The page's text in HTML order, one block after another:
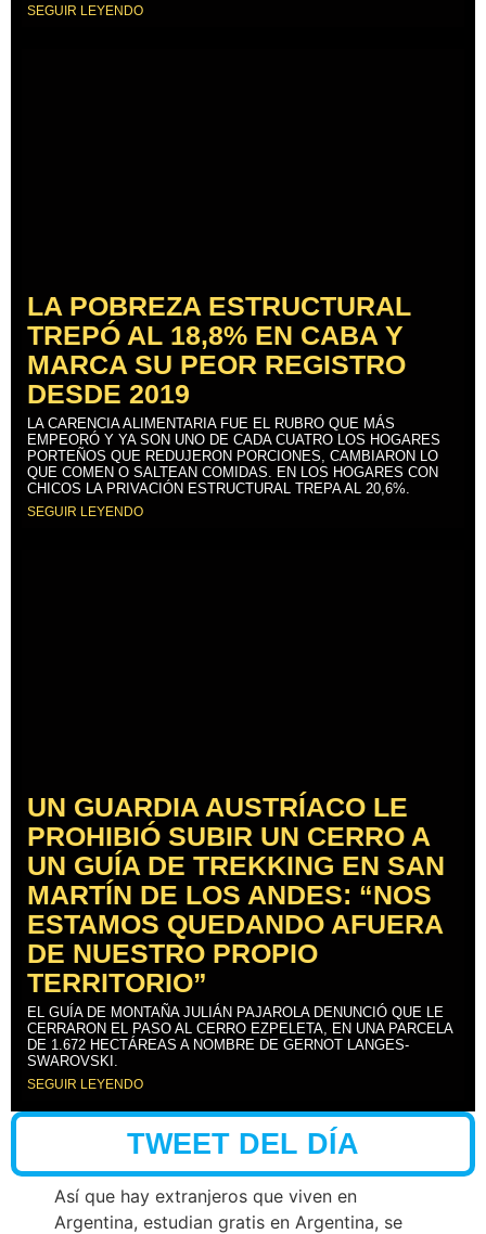
SEGUIR LEYENDO
LA POBREZA ESTRUCTURAL
TREPÓ AL 18,8% EN CABA Y
MARCA SU PEOR REGISTRO
DESDE 2019
LA CARENCIA ALIMENTARIA FUE EL RUBRO QUE MÁS
EMPEORÓ Y YA SON UNO DE CADA CUATRO LOS HOGARES
PORTEÑOS QUE REDUJERON PORCIONES, CAMBIARON LO
QUE COMEN O SALTEAN COMIDAS. EN LOS HOGARES CON
CHICOS LA PRIVACIÓN ESTRUCTURAL TREPA AL 20,6%.
SEGUIR LEYENDO
UN GUARDIA AUSTRÍACO LE
PROHIBIÓ SUBIR UN CERRO A
UN GUÍA DE TREKKING EN SAN
MARTÍN DE LOS ANDES: “NOS
ESTAMOS QUEDANDO AFUERA
DE NUESTRO PROPIO
TERRITORIO”
EL GUÍA DE MONTAÑA JULIÁN PAJAROLA DENUNCIÓ QUE LE
CERRARON EL PASO AL CERRO EZPELETA, EN UNA PARCELA
DE 1.672 HECTÁREAS A NOMBRE DE GERNOT LANGES-
SWAROVSKI.
SEGUIR LEYENDO
TWEET DEL DÍA
Así que hay extranjeros que viven en
Argentina, estudian gratis en Argentina, se